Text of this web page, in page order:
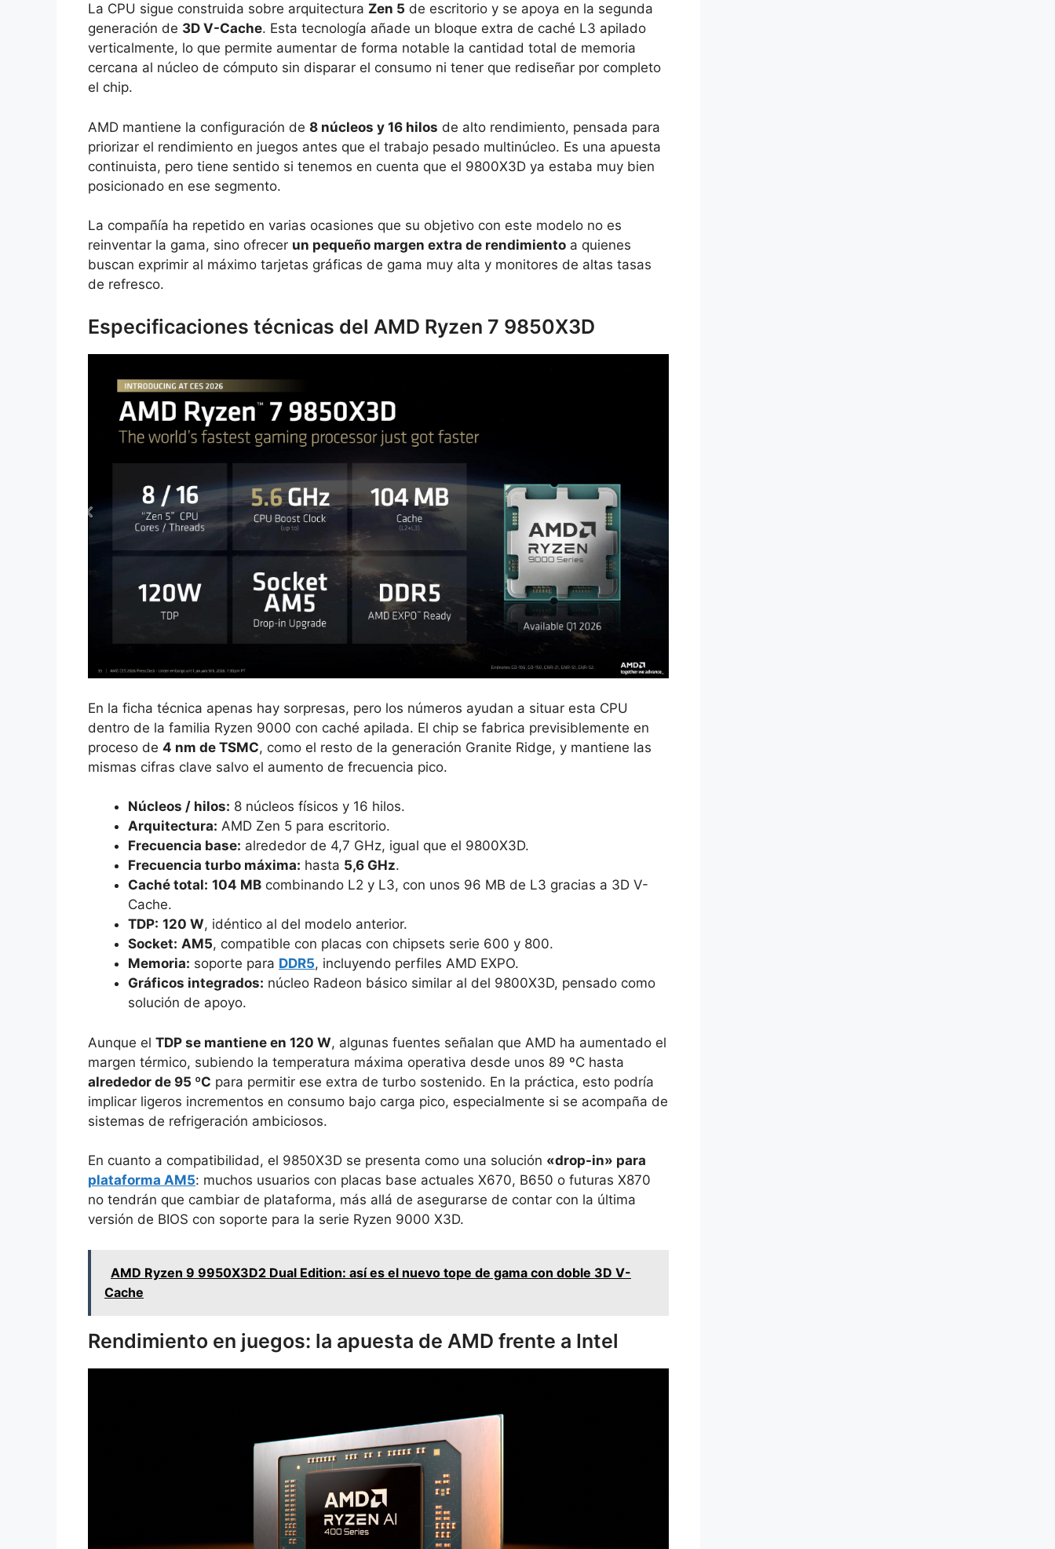
La CPU sigue construida sobre arquitectura Zen 5 de escritorio y se apoya en la segunda
generación de 3D V-Cache. Esta tecnología añade un bloque extra de caché L3 apilado
verticalmente, lo que permite aumentar de forma notable la cantidad total de memoria
cercana al núcleo de cómputo sin disparar el consumo ni tener que rediseñar por completo
el chip.
AMD mantiene la configuración de 8 núcleos y 16 hilos de alto rendimiento, pensada para
priorizar el rendimiento en juegos antes que el trabajo pesado multinúcleo. Es una apuesta
continuista, pero tiene sentido si tenemos en cuenta que el 9800X3D ya estaba muy bien
posicionado en ese segmento.
La compañía ha repetido en varias ocasiones que su objetivo con este modelo no es
reinventar la gama, sino ofrecer un pequeño margen extra de rendimiento a quienes
buscan exprimir al máximo tarjetas gráficas de gama muy alta y monitores de altas tasas
de refresco.
Especificaciones técnicas del AMD Ryzen 7 9850X3D
En la ficha técnica apenas hay sorpresas, pero los números ayudan a situar esta CPU
dentro de la familia Ryzen 9000 con caché apilada. El chip se fabrica previsiblemente en
proceso de 4 nm de TSMC, como el resto de la generación Granite Ridge, y mantiene las
mismas cifras clave salvo el aumento de frecuencia pico.
Núcleos / hilos: 8 núcleos físicos y 16 hilos.
Arquitectura: AMD Zen 5 para escritorio.
Frecuencia base: alrededor de 4,7 GHz, igual que el 9800X3D.
Frecuencia turbo máxima: hasta 5,6 GHz.
Caché total: 104 MB combinando L2 y L3, con unos 96 MB de L3 gracias a 3D V-
Cache.
TDP: 120 W, idéntico al del modelo anterior.
Socket: AM5, compatible con placas con chipsets serie 600 y 800.
Memoria: soporte para DDR5, incluyendo perfiles AMD EXPO.
Gráficos integrados: núcleo Radeon básico similar al del 9800X3D, pensado como
solución de apoyo.
Aunque el TDP se mantiene en 120 W, algunas fuentes señalan que AMD ha aumentado el
margen térmico, subiendo la temperatura máxima operativa desde unos 89 ºC hasta
alrededor de 95 ºC para permitir ese extra de turbo sostenido. En la práctica, esto podría
implicar ligeros incrementos en consumo bajo carga pico, especialmente si se acompaña de
sistemas de refrigeración ambiciosos.
En cuanto a compatibilidad, el 9850X3D se presenta como una solución «drop-in» para
plataforma AM5: muchos usuarios con placas base actuales X670, B650 o futuras X870
no tendrán que cambiar de plataforma, más allá de asegurarse de contar con la última
versión de BIOS con soporte para la serie Ryzen 9000 X3D.
AMD Ryzen 9 9950X3D2 Dual Edition: así es el nuevo tope de gama con doble 3D V-
Cache
Rendimiento en juegos: la apuesta de AMD frente a Intel